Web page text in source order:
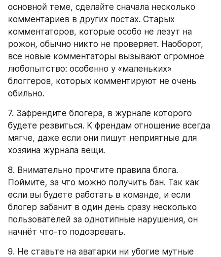
основной теме, сделайте сначала несколько
комментариев в других постах. Старых
комментаторов, которые особо не лезут на
рожон, обычно никто не проверяет. Наоборот,
все новые комментаторы вызывают огромное
любопытство: особенно у «маленьких»
блоггеров, которых комментируют не очень
обильно.
7. Зафрендите блогера, в журнале которого
будете резвиться. К френдам отношение всегда
мягче, даже если они пишут неприятные для
хозяина журнала вещи.
8. Внимательно прочтите правила блога.
Поймите, за что можно получить бан. Так как
если вы будете работать в команде, и если
блогер забанит в один день сразу несколько
пользователей за однотипные нарушения, он
начнёт что-то подозревать.
9. Не ставьте на аватарки ни убогие мутные